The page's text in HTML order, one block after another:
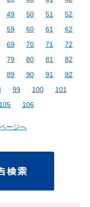
49 50 51
52
59 60 61
62
69 70 71
72
79 80 81
82
89 90 91
92
99 100
101
105 106
ージへ